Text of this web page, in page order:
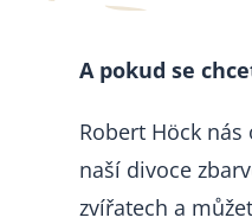
A pokud se
Robert Höck
naší divoce
zvířatech a